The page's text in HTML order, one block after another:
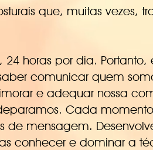
que, muitas vezes,
horas por dia.
comunicar quem
e adequar nossa
Cada
mensagem.
conhecer e dominar a